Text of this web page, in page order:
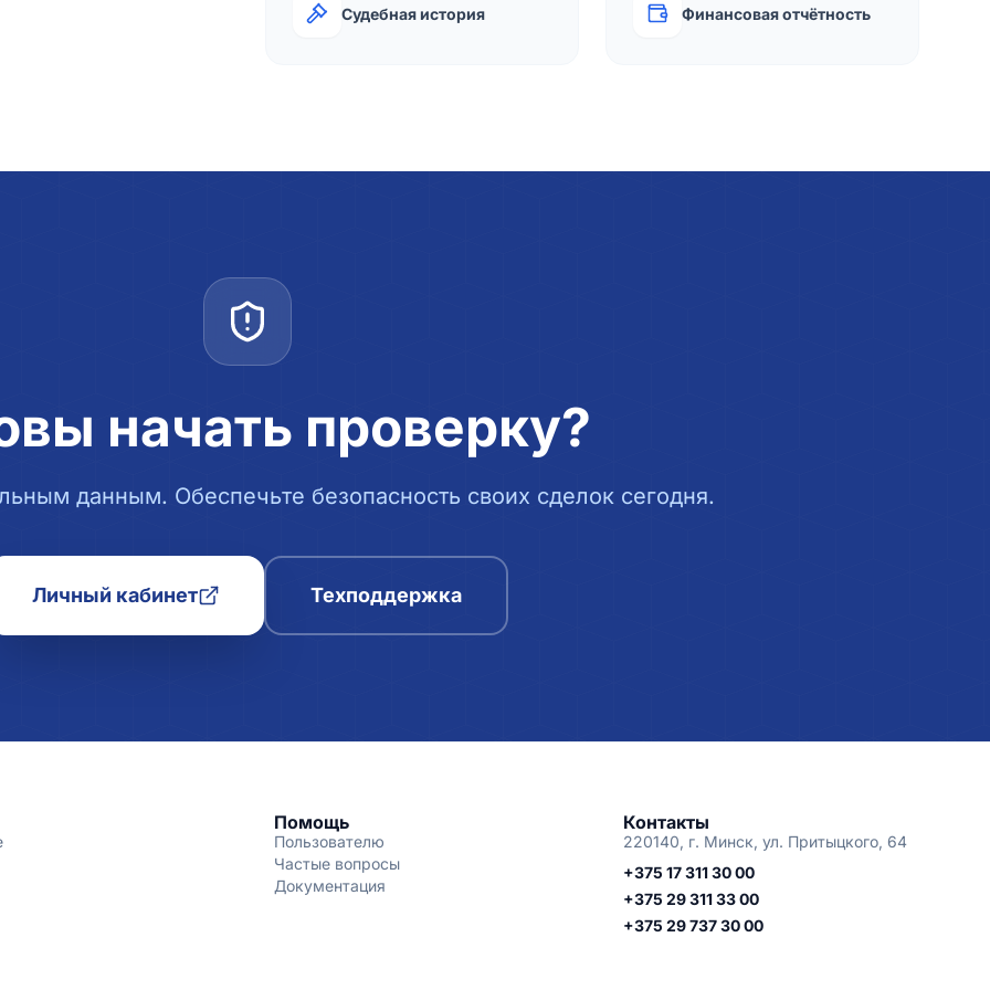
Судебная история Финансовая отчётность
начать проверку?
данным. Обеспечьте безопасность своих сделок сегодня.
Личный кабинет Техподдержка
Помощь
Пользователю
Частые вопросы
Документация
Контакты
220140, г. Минск, ул. Притыцкого, 64
+375 17 311 30 00
+375 29 311 33 00
+375 29 737 30 00